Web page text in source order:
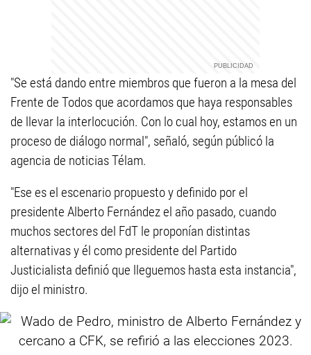
"Se está dando entre miembros que fueron a la mesa del
Frente de Todos que acordamos que haya responsables
de llevar la interlocución. Con lo cual hoy, estamos en un
proceso de diálogo normal", señaló, según públicó la
agencia de noticias Télam.
"Ese es el escenario propuesto y definido por el
presidente Alberto Fernández el año pasado, cuando
muchos sectores del FdT le proponían distintas
alternativas y él como presidente del Partido
Justicialista definió que lleguemos hasta esta instancia",
dijo el ministro.